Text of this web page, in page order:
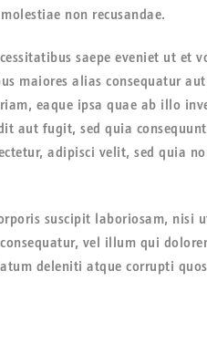
non recusandae.
saepe eveniet ut et
maiores alias consequatur
eaque ipsa quae ab illo
aut fugit, sed quia
adipisci velit, sed quia
suscipit laboriosam, nisi
vel illum qui
deleniti atque corrupti